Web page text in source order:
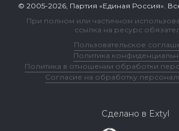
© 2005-2026, Партия «Единая Россия».
При полном или частичном
ссылка на ресурс
Пользовательское
Политика
Политика в отношении обработки
Согласие на обработку
Сделано в Extyl